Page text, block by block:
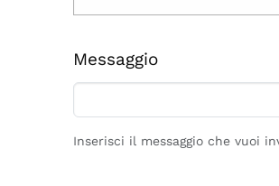
Messaggio
Inserisci il messaggio che vuoi